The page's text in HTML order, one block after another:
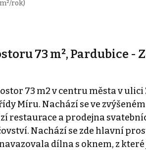
rok)
73 m², Pardubice -
73 m2 v centru města v ulici
Míru. Nachází se ve
restaurace a prodejna
Nachází se zde hlavní
dílna s oknem, z které